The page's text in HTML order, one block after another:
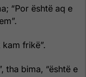
“Por është aq e
kam frikë”.
tha bima, “është e